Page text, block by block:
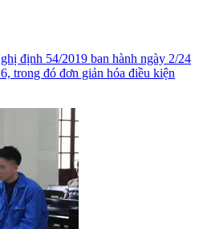
định 54/2019 ban hành ngày 2/24
trong đó đơn giản hóa điều kiện